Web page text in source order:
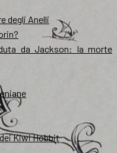
degli Anelli
da Jackson: la morte
Kiwi Hobbit